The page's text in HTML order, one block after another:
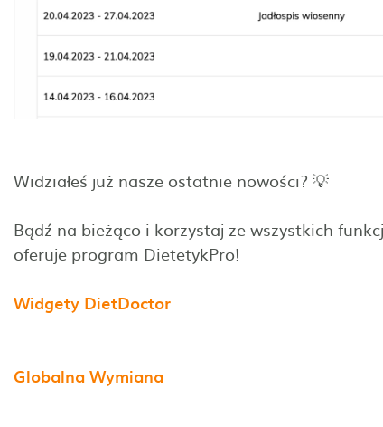
Widziałeś już nasze ostatnie nowości? 💡
Bądź na bieżąco i korzystaj ze wszystkich
oferuje program DietetykPro!
Widgety DietDoctor
Globalna Wymiana